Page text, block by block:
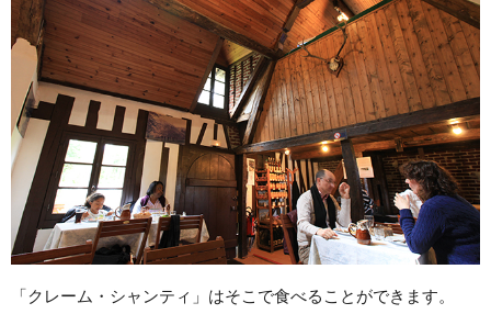
「クレーム・シャンティ」はそこで食べることができます。